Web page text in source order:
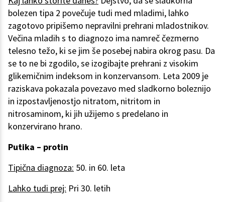
bolezen tipa 2 povečuje tudi med mladimi, lahko
zagotovo pripišemo nepravilni prehrani mladostnikov.
Večina mladih s to diagnozo ima namreč čezmerno
telesno težo, ki se jim še posebej nabira okrog pasu. Da
se to ne bi zgodilo, se izogibajte prehrani z visokim
glikemičnim indeksom in konzervansom. Leta 2009 je
raziskava pokazala povezavo med sladkorno boleznijo
in izpostavljenostjo nitratom, nitritom in
nitrosaminom, ki jih užijemo s predelano in
konzervirano hrano.
Putika – protin
Tipična diagnoza: 50. in 60. leta
Lahko tudi prej: Pri 30. letih